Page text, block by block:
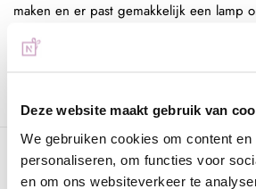
Deze website maakt gebruik van
We gebruiken cookies om content
personaliseren, om functies voor
en om ons websiteverkeer te
maken en er past gemakkelijk een lamp
15cm diep x 40cm breed
Specificaties